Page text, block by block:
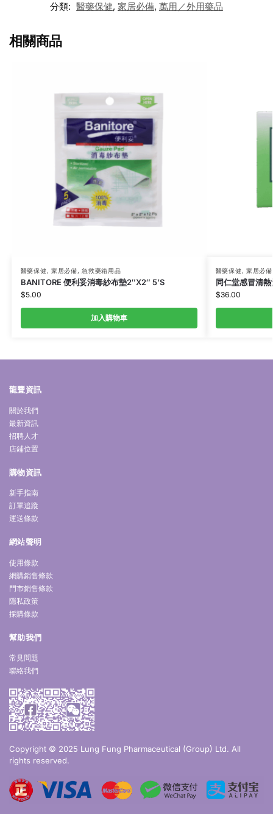
分類: 醫藥保健, 家居必備, 萬用／外用藥品
相關商品
醫藥保健, 家居必備,急救藥箱用品
BANITORE 便利妥消毒紗布墊2″X2″ 5’S
$5.00
加入購物車
醫藥保健, 家居必備
同仁堂感冒清
$36.00
龍豐資訊
關於我們
最新資訊
招聘人才
店鋪位置
購物資訊
新手指南
訂單追蹤
運送條款
網站聲明
使用條款
網購銷售條款
門市銷售條款
隱私政策
採購條款
幫助我們
常見問題
聯絡我們
Copyright © 2025 Lung Fung Pharmaceutical (Group) Ltd. All
rights reserved.